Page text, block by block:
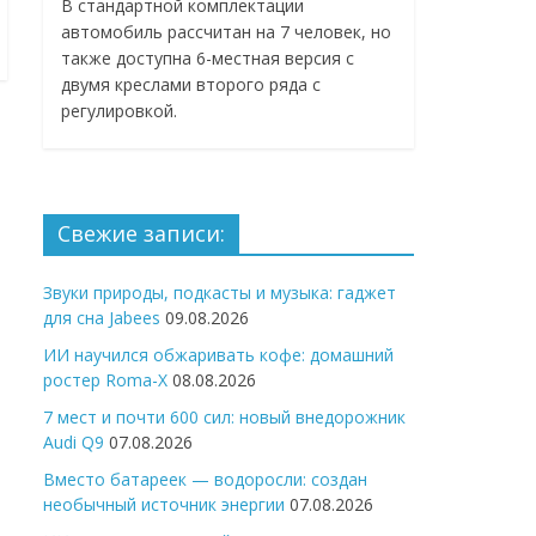
В стандартной комплектации
автомобиль рассчитан на 7 человек, но
также доступна 6-местная версия с
двумя креслами второго ряда с
регулировкой.
Свежие записи:
Звуки природы, подкасты и музыка: гаджет
для сна Jabees 09.08.2026
ИИ научился обжаривать кофе: домашний
ростер Roma-X 08.08.2026
7 мест и почти 600 сил: новый внедорожник
Audi Q9 07.08.2026
Вместо батареек — водоросли: создан
необычный источник энергии 07.08.2026